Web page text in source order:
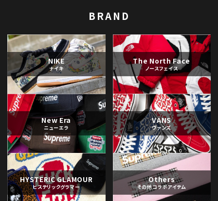
BRAND
NIKE
ナイキ
The North Face
ノースフェイス
New Era
ニューエラ
VANS
ヴァンズ
HYSTERIC GLAMOUR
ヒステリックグラマー
Others
その他コラボアイテム